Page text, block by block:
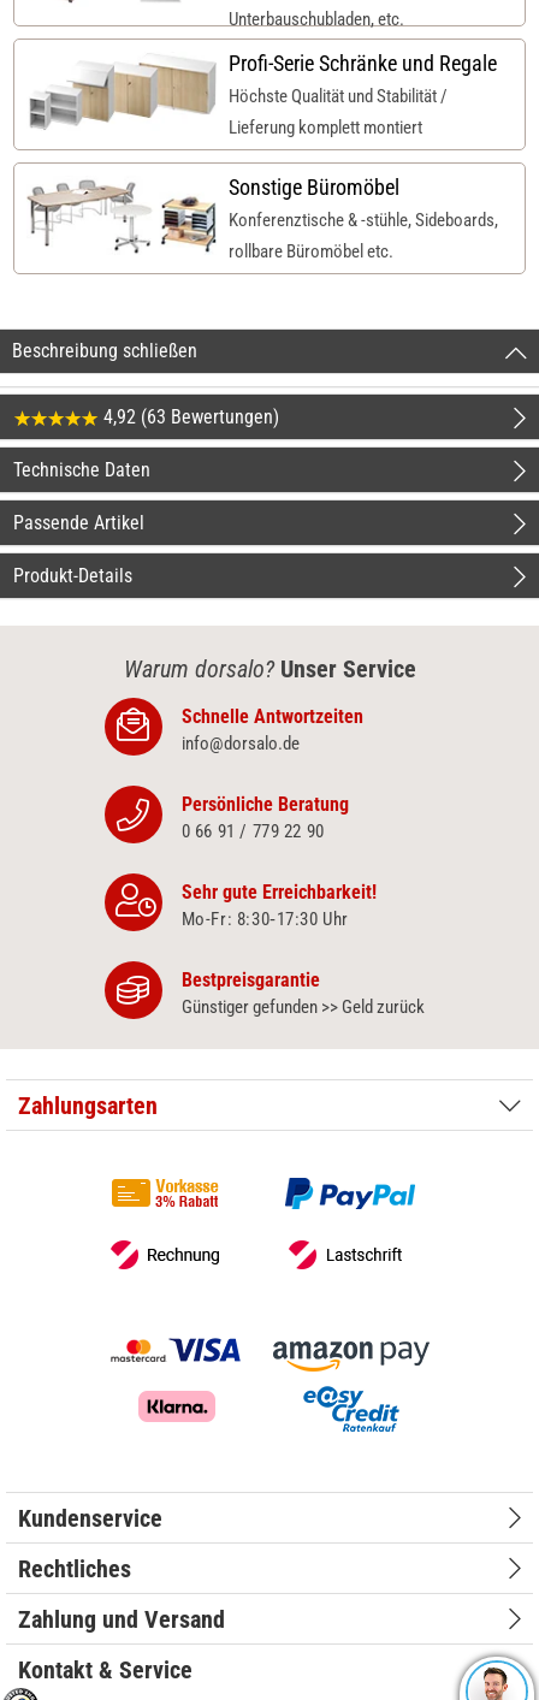
Unterbauschubladen, etc.
Profi-Serie Schränke und Regale
Höchste Qualität und Stabilität /
Lieferung komplett montiert
Sonstige Büromöbel
Konferenztische & -stühle, Sideboards,
rollbare Büromöbel etc.
Beschreibung schließen
4,92 (63 Bewertungen)
Technische Daten
Passende Artikel
Produkt-Details
Warum dorsalo? Unser Service
Schnelle Antwortzeiten
info@dorsalo.de
Persönliche Beratung
0 66 91 / 779 22 90
Sehr gute Erreichbarkeit!
Mo-Fr: 8:30‑17:30 Uhr
Bestpreisgarantie
Günstiger gefunden >> Geld zurück
Zahlungsarten
Kundenservice
Rechtliches
Zahlung und Versand
Kontakt & Service